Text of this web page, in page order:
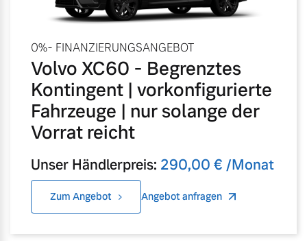
Geschäftskunden
Editionsmodelle
Volvo kauft Ihr Auto
Aktuelle Zubehörangebote
Zubehörkatalog
Aktuelle Serviceangebote
Service by Volvo
Unsere News & Events
0%- FINANZIERUNGSANGEBOT
Volvo XC60 - Begrenztes
Kontingent | vorkonfigurierte
Fahrzeuge | nur solange der
Vorrat reicht
Unser Händlerpreis: 290,00 € /Monat
Zum Angebot Angebot anfragen